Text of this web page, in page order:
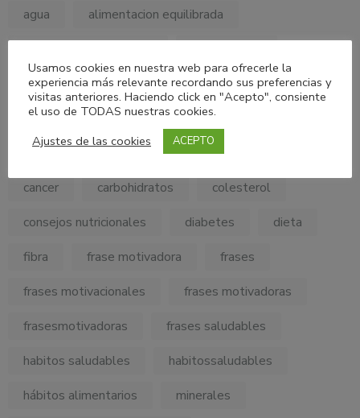
agua
alimentacion equilibrada
Alimentación Consciente
AlimentaciónConsciente
AlimentaciónSaludable
alimentos
bienestar
Bienestar Integral
cancer
carbohidratos
colesterol
consejos nutricionales
diabetes
dieta
fibra
frase motivadora
frases
frases motivacionales
frases motivadoras
frasesmotivadoras
frases saludables
habitos saludables
habitossaludables
hábitos alimentarios
minerales
Usamos cookies en nuestra web para ofrecerle la
experiencia más relevante recordando sus preferencias y
visitas anteriores. Haciendo click en "Acepto", consiente
el uso de TODAS nuestras cookies.
Ajustes de las cookies
ACEPTO